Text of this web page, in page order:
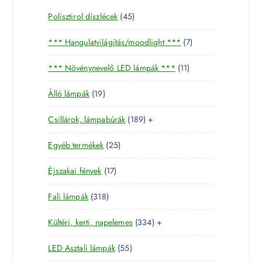
Polisztirol díszlécek 454
5
t
e
r
m
k
*** Hangulatvilágítás/moodlight *** 77
t
r
é
*** Növénynevelő LED lámpák *** 111
1
e
m
k
Álló lámpák 191
9
t
e
r
m
é
k
Csillárok, lámpabúrák 1891
8
t
r
é
k
+
Egyéb termékek 252
5
e
m
é
k
Éjszakai fények 171
7
e
r
m
é
Fali lámpák 3183
1
8
t
e
Kültéri, kerti, napelemes 3343
3
+
LED Asztali lámpák 555